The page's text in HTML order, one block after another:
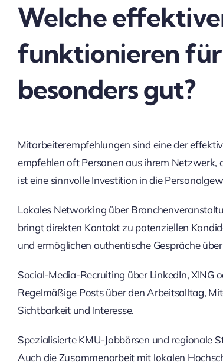
Welche
funktionieren
besonders gut?
Mitarbeiterempfehlungen sind eine der
empfehlen oft Personen aus ihrem Netzwerk,
ist eine sinnvolle Investition in die
Lokales Networking über
bringt direkten Kontakt zu potenziellen
und ermöglichen authentische Gespräche
Social-Media-Recruiting über LinkedIn, XING
Regelmäßige Posts über den Arbeitsalltag,
Sichtbarkeit und Interesse.
Spezialisierte KMU-Jobbörsen und regionale
Auch die Zusammenarbeit mit lokalen